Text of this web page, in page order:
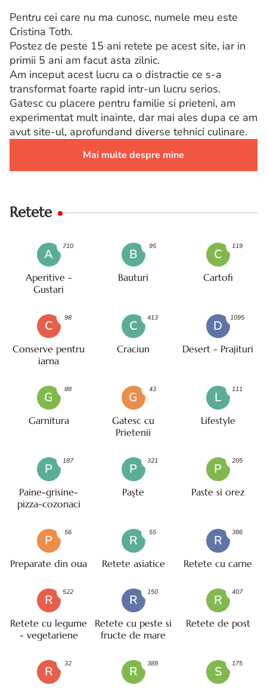
Pentru cei care nu ma cunosc, numele meu este
Cristina Toth.
Postez de peste 15 ani retete pe acest site, iar in
primii 5 ani am facut asta zilnic.
Am inceput acest lucru ca o distractie ce s-a
transformat foarte rapid intr-un lucru serios.
Gatesc cu placere pentru familie si prieteni, am
experimentat mult inainte, dar mai ales dupa ce am
avut site-ul, aprofundand diverse tehnici culinare.
Mai multe despre mine
Retete
A
Aperitive -
Gustari
710
B
Bauturi
95
C
Cartofi
119
C
Conserve pentru
iarna
98
C
Craciun
413
D
Desert - Prajituri
1095
G
Garnitura
88
G
Gatesc cu
Prietenii
43
L
Lifestyle
111
P
Paine-grisine-
pizza-cozonaci
187
P
Paşte
321
P
Paste si orez
205
P
Preparate din oua
56
R
Retete asiatice
55
R
Retete cu carne
386
R
Retete cu legume
- vegetariene
522
R
Retete cu peste si
fructe de mare
150
R
Retete de post
407
R
32
R
389
S
175